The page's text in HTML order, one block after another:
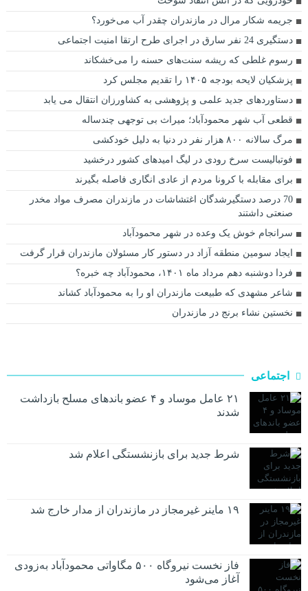
جریمه شکار مرال در مازندران چقدر آب می‌خورد؟
دستگیری 24 نفر سارق در اجرای طرح ارتقا امنیت اجتماعی
رسوم غلطی که ریشه سنت‌های حسنه را می‌خشکاند
پزشکیان لایحه بودجه ۱۴۰۵ را تقدیم مجلس کرد
دستاوردهای جدید علمی و پژوهشی به کشاورزان انتقال می یابد
قطعی آب شهر محمودآباد؛ میراث بی توجهی چندساله
مرگ سالانه ۸۰۰ هزار نفر در دنیا به دلیل خودکشی
فوتبالیست سرخ رودی در لیگ امیدهای کشور درخشید
برای مقابله با کرونا مردم از عادی انگاری فاصله بگیرند
70 درصد دستگیرشدگان اغتشاشات در مازندران مصرف مواد مخدر
صنعتی داشتند
سرانجام خوش یک وعده در شهر محمودآباد
ایجاد سومین منطقه آزاد در دستور کار مسئولان مازندران قرار گرفت
فردا دوشنبه دهم مرداد ماه ۱۴۰۱، محمودآباد چه خبره؟
شاعر مشهدی که طبیعت مازندران او را به محمودآباد کشاند
نخستین نشاء برنج در مازندران
اجتماعی
۲۱ عامل موساد و ۴ عضو باند‌های مسلح بازداشت
شدند
شرط جدید برای بازنشستگی اعلام شد
۱۹ ماینر غیرمجاز در مازندران از مدار خارج شد
فاز نخست نیروگاه ۵۰۰ مگاواتی محمودآباد به‌زودی
آغاز می‌شود